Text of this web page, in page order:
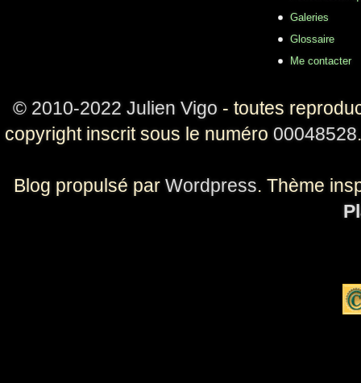
Galeries
Glossaire
Me contacter
© 2010-2022 Julien Vigo - toutes
copyright inscrit sous le numéro 00048528
Blog propulsé par Wordpress. Thème